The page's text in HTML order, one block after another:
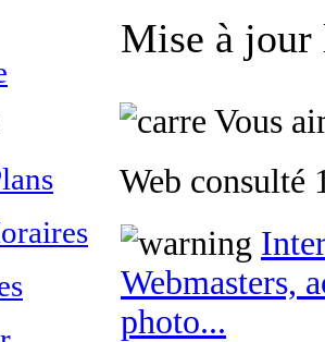
Mise à jour
Vous
Web consulté
Webmasters,
photo...